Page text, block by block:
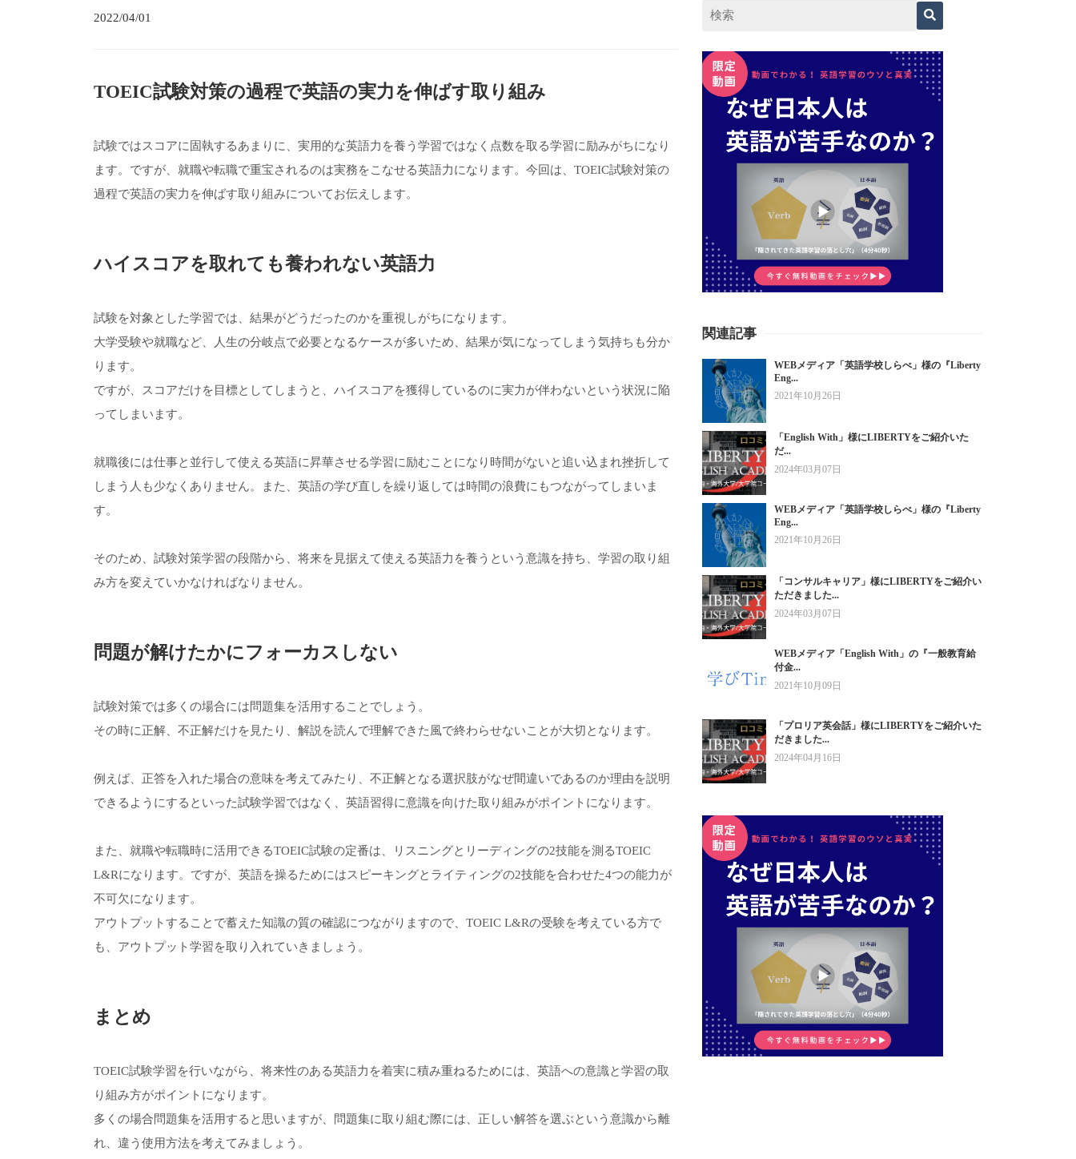
2022/04/01
TOEIC試験対策の過程で英語の実力を伸ばす取り組み
試験ではスコアに固執するあまりに、実用的な英語力を養う学習ではなく点数を取る学習に励みがちになり
ます。ですが、就職や転職で重宝されるのは実務をこなせる英語力になります。今回は、TOEIC試験対策の
過程で英語の実力を伸ばす取り組みについてお伝えします。
ハイスコアを取れても養われない英語力
試験を対象とした学習では、結果がどうだったのかを重視しがちになります。
大学受験や就職など、人生の分岐点で必要となるケースが多いため、結果が気になってしまう気持ちも分か
ります。
ですが、スコアだけを目標としてしまうと、ハイスコアを獲得しているのに実力が伴わないという状況に陥
ってしまいます。
就職後には仕事と並行して使える英語に昇華させる学習に励むことになり時間がないと追い込まれ挫折して
しまう人も少なくありません。また、英語の学び直しを繰り返しては時間の浪費にもつながってしまいま
す。
そのため、試験対策学習の段階から、将来を見据えて使える英語力を養うという意識を持ち、学習の取り組
み方を変えていかなければなりません。
問題が解けたかにフォーカスしない
試験対策では多くの場合には問題集を活用することでしょう。
その時に正解、不正解だけを見たり、解説を読んで理解できた風で終わらせないことが大切となります。
例えば、正答を入れた場合の意味を考えてみたり、不正解となる選択肢がなぜ間違いであるのか理由を説明
できるようにするといった試験学習ではなく、英語習得に意識を向けた取り組みがポイントになります。
また、就職や転職時に活用できるTOEIC試験の定番は、リスニングとリーディングの2技能を測るTOEIC
L&Rになります。ですが、英語を操るためにはスピーキングとライティングの2技能を合わせた4つの能力が
不可欠になります。
アウトプットすることで蓄えた知識の質の確認につながりますので、TOEIC L&Rの受験を考えている方で
も、アウトプット学習を取り入れていきましょう。
まとめ
TOEIC試験学習を行いながら、将来性のある英語力を着実に積み重ねるためには、英語への意識と学習の取
り組み方がポイントになります。
多くの場合問題集を活用すると思いますが、問題集に取り組む際には、正しい解答を選ぶという意識から離
れ、違う使用方法を考えてみましょう。
関連記事
WEBメディア「英語学校しらべ」様の『Liberty
Eng...
2021年10月26日
「English With」様にLIBERTYをご紹介いた
だ...
2024年03月07日
WEBメディア「英語学校しらべ」様の『Liberty
Eng...
2021年10月26日
「コンサルキャリア」様にLIBERTYをご紹介い
ただきました...
2024年03月07日
WEBメディア「English With」の『一般教育給
付金...
2021年10月09日
「プロリア英会話」様にLIBERTYをご紹介いた
だきました...
2024年04月16日